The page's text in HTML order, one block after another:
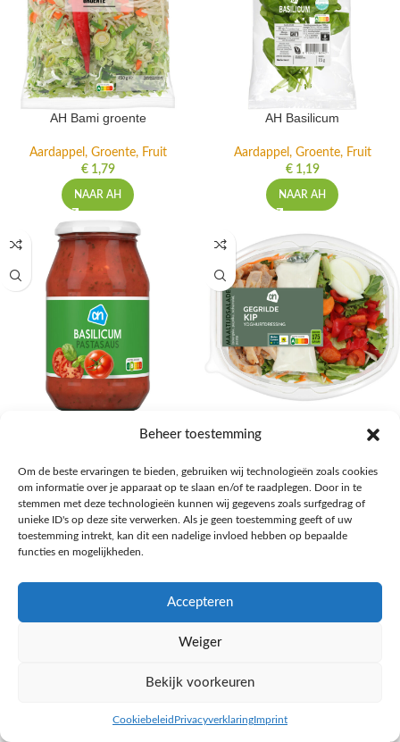
Beheer toestemming
Om de beste ervaringen te bieden, gebruiken wij technologieën zoals cookies
om informatie over je apparaat op te slaan en/of te raadplegen. Door in te
stemmen met deze technologieën kunnen wij gegevens zoals surfgedrag of
unieke ID's op deze site verwerken. Als je geen toestemming geeft of uw
toestemming intrekt, kan dit een nadelige invloed hebben op bepaalde
functies en mogelijkheden.
Accepteren
Weiger
Bekijk voorkeuren
Cookiebeleid PrivacyverklaringImprint
AH Bami groente
Aardappel, Groente, Fruit
€1,79
NAAR AH
AH Basilicum
Aardappel, Groente, Fruit
€1,19
NAAR AH
€1,59
NAAR AH
Salades,Pizza, Maaltijden
€3,39
NAAR AH